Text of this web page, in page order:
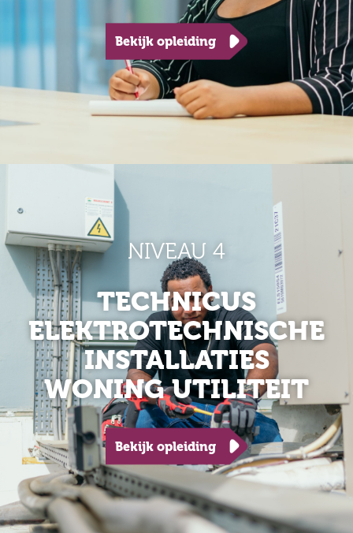
Bekijk opleiding
NIVEAU 4
TECHNICUS
ELEKTROTECHNISCHE
INSTALLATIES
WONING UTILITEIT
Bekijk opleiding